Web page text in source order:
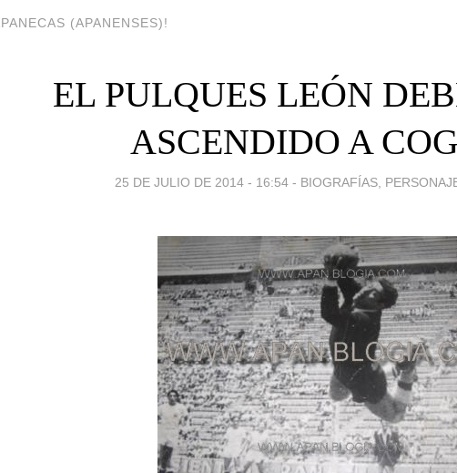
(APANENSES)!
EL PULQUES LEÓN
ASCENDIDO A
25 DE JULIO DE 2014 - 16:54 - BIOGRAFÍAS,